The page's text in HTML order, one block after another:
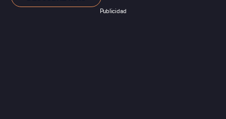
el derecho de controlar la muerte?
Publicidad